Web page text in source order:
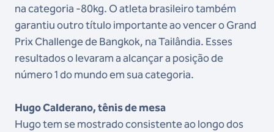
na categoria -80kg. O atleta brasileiro também
garantiu outro título importante ao vencer o Grand
Prix Challenge de Bangkok, na Tailândia. Esses
resultados o levaram a alcançar a posição de
número 1 do mundo em sua categoria.
Hugo Calderano, tênis de mesa
Hugo tem se mostrado consistente ao longo dos